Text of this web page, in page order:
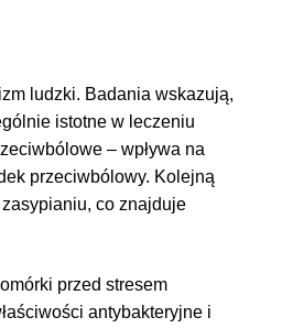
ludzki. Badania wskazują,
istotne w leczeniu
– wpływa na
przeciwbólowy. Kolejną
co znajduje
przed stresem
antybakteryjne i